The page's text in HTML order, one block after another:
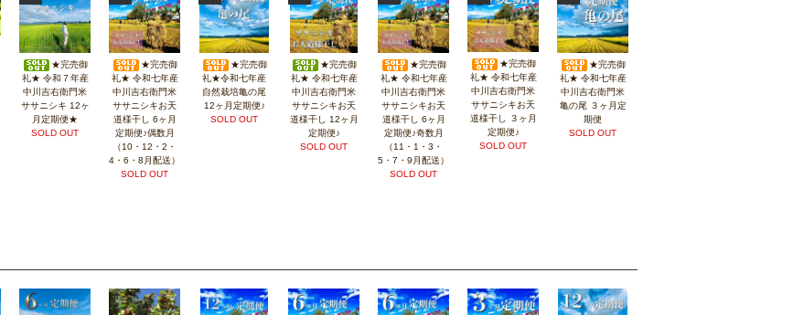
★完売御
礼★ 令和７年産
中川吉右衛門米
ササニシキ 12ヶ
月定期便★
SOLD OUT
★完売御
礼★ 令和七年産
中川吉右衛門米
ササニシキお天
道様干し 6ヶ月
定期便♪偶数月
（10・12・2・
4・6・8月配送）
SOLD OUT
★完売御
礼★令和七年産
自然栽培亀の尾
12ヶ月定期便♪
SOLD OUT
★完売御
礼★ 令和七年産
中川吉右衛門米
ササニシキお天
道様干し 12ヶ月
定期便♪
SOLD OUT
★完売御
礼★ 令和七年産
中川吉右衛門米
ササニシキお天
道様干し 6ヶ月
定期便♪奇数月
（11・1・3・
5・7・9月配送）
SOLD OUT
★完売御
礼★ 令和七年産
中川吉右衛門米
ササニシキお天
道様干し ３ヶ月
定期便♪
SOLD OUT
★完売御
礼★ 令和七年産
中川吉右衛門米
亀の尾 ３ヶ月定
期便
SOLD OUT